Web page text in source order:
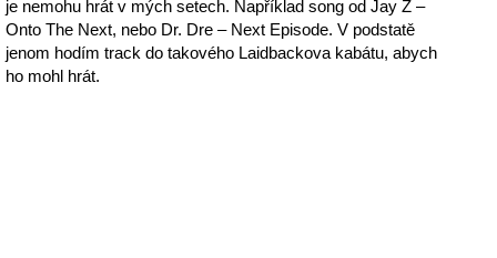
je nemohu hrát v mých setech. Například song od Jay Z –
Onto The Next, nebo Dr. Dre – Next Episode. V podstatě
jenom hodím track do takového Laidbackova kabátu, abych
ho mohl hrát.